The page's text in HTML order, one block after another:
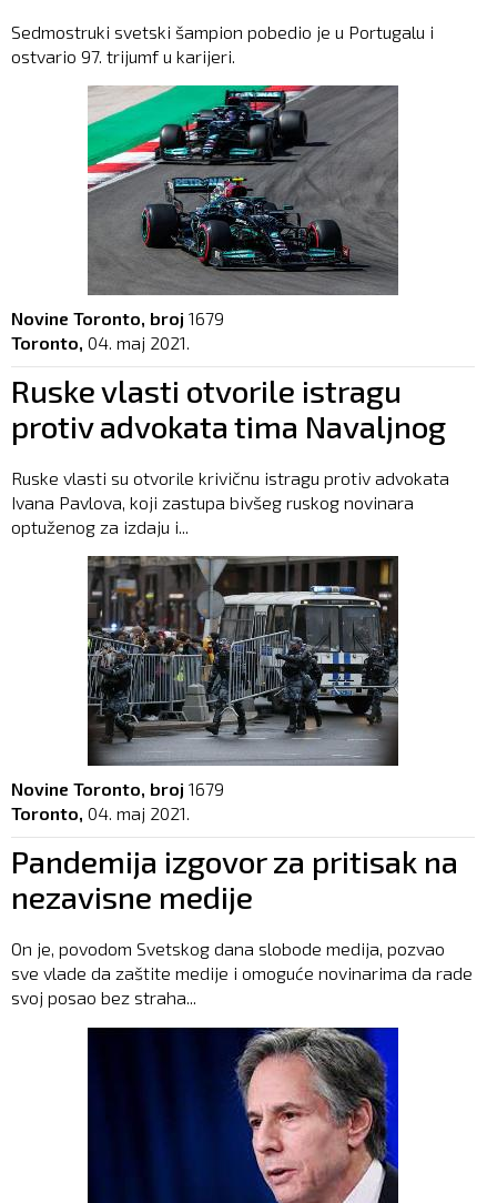
Sedmostruki svetski šampion pobedio je u Portugalu i
ostvario 97. trijumf u karijeri.
Novine Toronto, broj 1679
Toronto, 04. maj 2021.
Ruske vlasti otvorile istragu
protiv advokata tima Navaljnog
Ruske vlasti su otvorile krivičnu istragu protiv advokata
Ivana Pavlova, koji zastupa bivšeg ruskog novinara
optuženog za izdaju i...
Novine Toronto, broj 1679
Toronto, 04. maj 2021.
Pandemija izgovor za pritisak na
nezavisne medije
On je, povodom Svetskog dana slobode medija, pozvao
sve vlade da zaštite medije i omoguće novinarima da rade
svoj posao bez straha...